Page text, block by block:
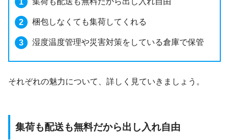
梱包しなくても集荷してくれる
湿度温度管理や災害対策をしている倉庫で保管
それぞれの魅力について、詳しく見ていきましょう。
集荷も配送も無料だから出し入れ自由